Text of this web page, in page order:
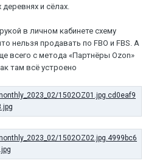
и сёлах.
в личном кабинете схему
нельзя продавать по FBO и FBS. А
всего с метода «Партнёры Ozon»
там всё устроено